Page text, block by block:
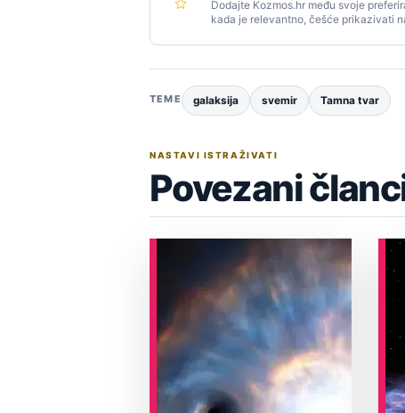
Dodajte Kozmos.hr među svoje
kada je relevantno, češće prikazivati
TEME galaksija svemir Tamna tvar
NASTAVI ISTRAŽIVATI
Povezani